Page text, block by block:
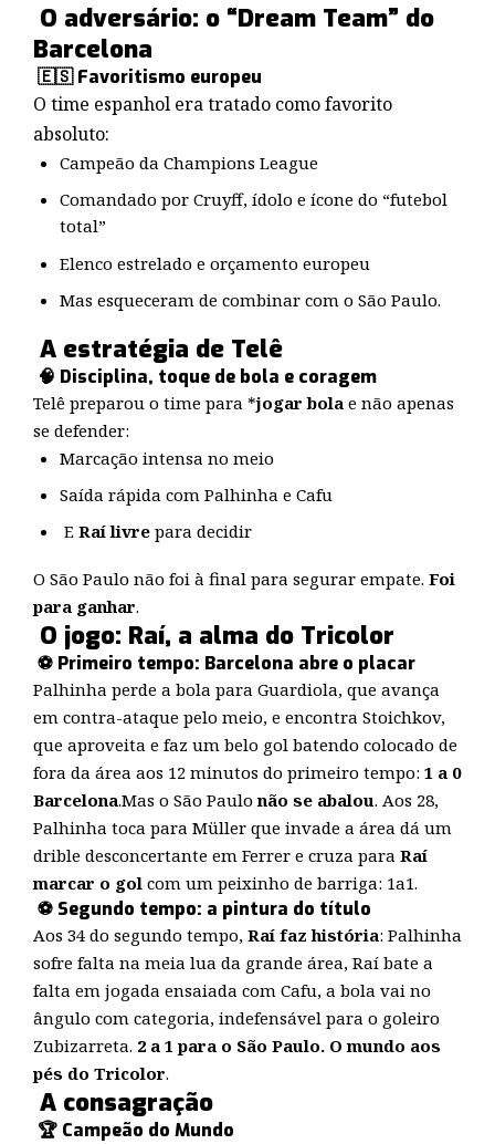
O adversário: o “Dream Team” do
Barcelona
🇪🇸 Favoritismo europeu
O time espanhol era tratado como favorito
absoluto:
Campeão da Champions League
Comandado por Cruyff, ídolo e ícone do “futebol
total”
Elenco estrelado e orçamento europeu
Mas esqueceram de combinar com o São Paulo.
A estratégia de Telê
🧠 Disciplina, toque de bola e coragem
Telê preparou o time para *jogar bola e não apenas
se defender:
Marcação intensa no meio
Saída rápida com Palhinha e Cafu
E Raí livrepara decidir
O São Paulo não foi à final para segurar empate. Foi
para ganhar.
O jogo: Raí, a alma do Tricolor
⚽ Primeiro tempo: Barcelona abre o placar
Palhinha perde a bola para Guardiola, que avança
em contra-ataque pelo meio, e encontra Stoichkov,
que aproveita e faz um belo gol batendo colocado de
fora da área aos 12 minutos do primeiro tempo: 1 a 0
Barcelona.Mas o São Paulonão se abalou. Aos 28,
Palhinha toca para Müller que invade a área dá um
drible desconcertante em Ferrer e cruza para Raí
marcar o gol com um peixinho de barriga: 1a1.
⚽ Segundo tempo: a pintura do título
Aos 34 do segundo tempo, Raí faz história: Palhinha
sofre falta na meia lua da grande área, Raí bate a
falta em jogada ensaiada com Cafu, a bola vai no
ângulo com categoria, indefensável para o goleiro
Zubizarreta. 2 a 1 para o São Paulo. O mundo aos
pés do Tricolor.
A consagração
🏆 Campeão do Mundo